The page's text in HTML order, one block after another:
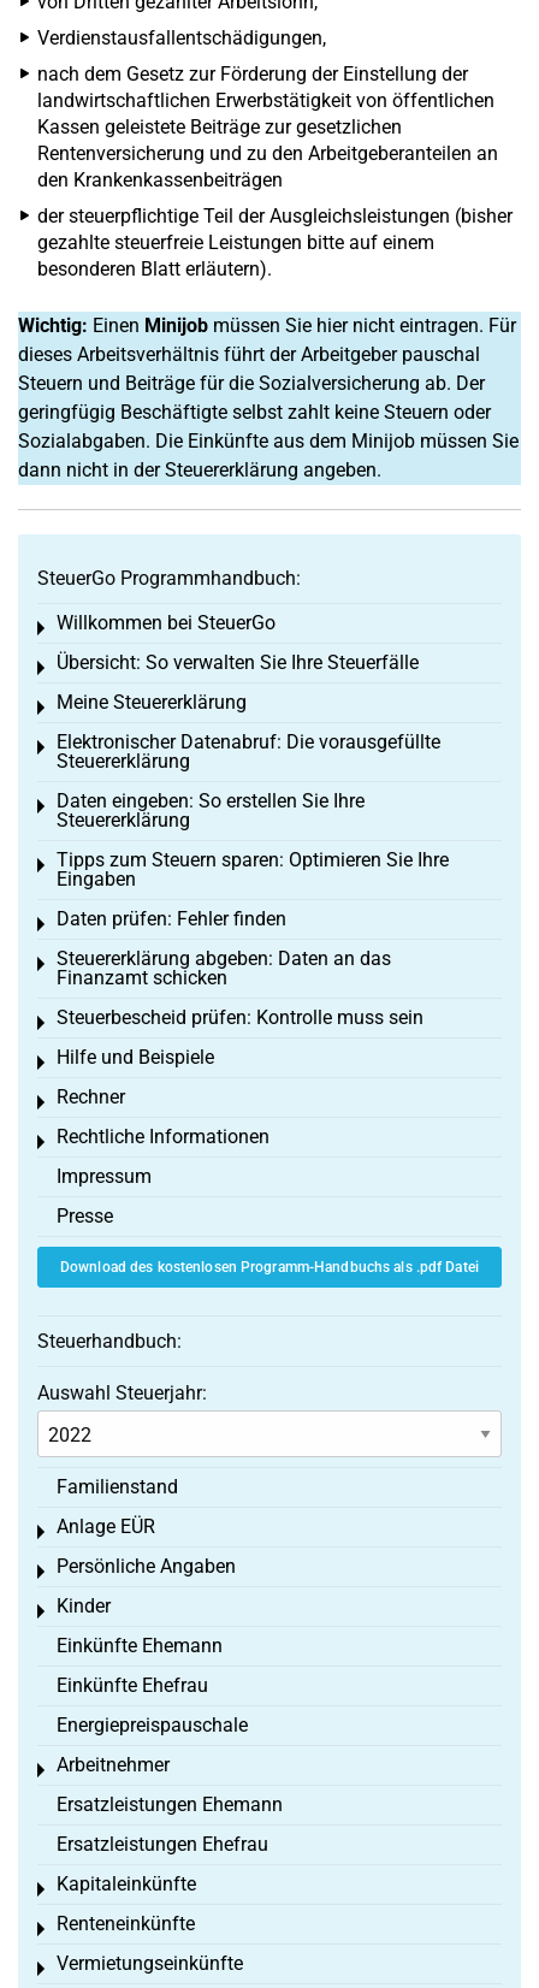
Verdienstausfallentschädigungen,
nach dem Gesetz zur Förderung der Einstellung der
landwirtschaftlichen Erwerbstätigkeit von öffentlichen
Kassen geleistete Beiträge zur gesetzlichen
Rentenversicherung und zu den Arbeitgeberanteilen an
den Krankenkassenbeiträgen
der steuerpflichtige Teil der Ausgleichsleistungen (bisher
gezahlte steuerfreie Leistungen bitte auf einem
besonderen Blatt erläutern).
Wichtig: Einen Minijob müssen Sie hier nicht eintragen. Für
dieses Arbeitsverhältnis führt der Arbeitgeber pauschal
Steuern und Beiträge für die Sozialversicherung ab. Der
geringfügig Beschäftigte selbst zahlt keine Steuern oder
Sozialabgaben. Die Einkünfte aus dem Minijob müssen Sie
dann nicht in der Steuererklärung angeben.
SteuerGo Programmhandbuch:
Willkommen bei SteuerGo
Toggle menu
Übersicht: So verwalten Sie Ihre Steuerfälle
Toggle menu
Meine Steuererklärung
Toggle menu
Elektronischer Datenabruf: Die vorausgefüllte
Steuererklärung
Toggle menu
Daten eingeben: So erstellen Sie Ihre
Steuererklärung
Toggle menu
Tipps zum Steuern sparen: Optimieren Sie Ihre
Eingaben
Toggle menu
Daten prüfen: Fehler finden
Toggle menu
Steuererklärung abgeben: Daten an das
Finanzamt schicken
Toggle menu
Steuerbescheid prüfen: Kontrolle muss sein
Toggle menu
Hilfe und Beispiele
Toggle menu
Rechner
Toggle menu
Rechtliche Informationen
Toggle menu
Impressum
Presse
Download des kostenlosen Programm-Handbuchs als .pdf Datei
Steuerhandbuch:
Auswahl Steuerjahr:
Familienstand
Anlage EÜR
Toggle menu
Persönliche Angaben
Toggle menu
Kinder
Toggle menu
Einkünfte Ehemann
Einkünfte Ehefrau
Energiepreispauschale
Arbeitnehmer
Toggle menu
Ersatzleistungen Ehemann
Ersatzleistungen Ehefrau
Kapitaleinkünfte
Toggle menu
Renteneinkünfte
Toggle menu
Vermietungseinkünfte
Toggle menu